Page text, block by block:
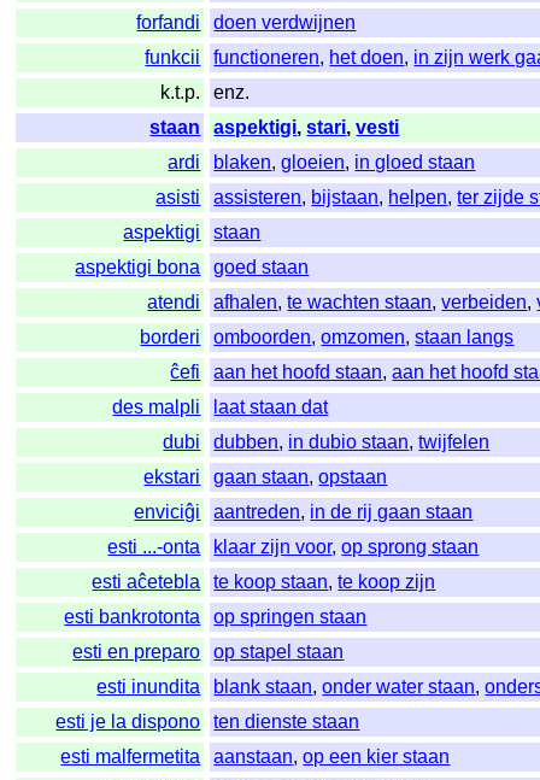
forfandi
doen verdwijnen
funkcii
functioneren, het doen, in zijn werk
k.t.p.
enz.
staan
aspektigi,stari,vesti
ardi
blaken,gloeien, in gloed staan
asisti
assisteren, bijstaan, helpen,ter zijde
aspektigi
staan
aspektigi bona
goed staan
atendi
afhalen,te wachten staan,verbeiden,
borderi
omboorden,omzomen,staan langs
ĉefi
aan het hoofd staan,aan het hoofd
des malpli
laat staan dat
dubi
dubben, in dubio staan,twijfelen
ekstari
gaan staan,opstaan
enviciĝi
aantreden, in de rij gaan staan
esti ...-onta
klaar zijn voor,op sprong staan
esti aĉetebla
te koop staan,te koop zijn
esti bankrotonta
op springen staan
esti en preparo
op stapel staan
esti inundita
blank staan,onder water staan,
esti je la dispono
ten dienste staan
esti malfermetita
aanstaan,op een kier staan